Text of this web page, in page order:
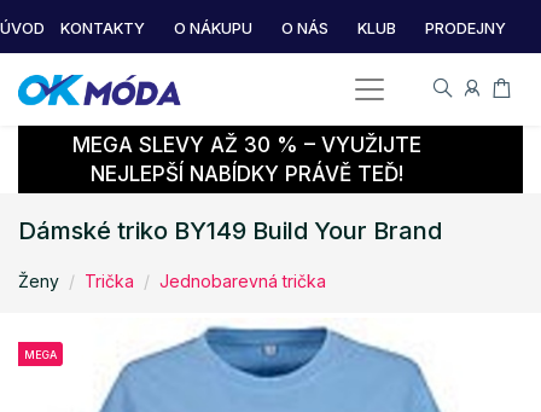
ÚVOD KONTAKTY O NÁKUPU O NÁS KLUB PRODEJNY
MEGA SLEVY AŽ 30 % – VYUŽIJTE
NEJLEPŠÍ NABÍDKY PRÁVĚ TEĎ!
Dámské triko BY149 Build Your Brand
Ženy Trička Jednobarevná trička
MEGA